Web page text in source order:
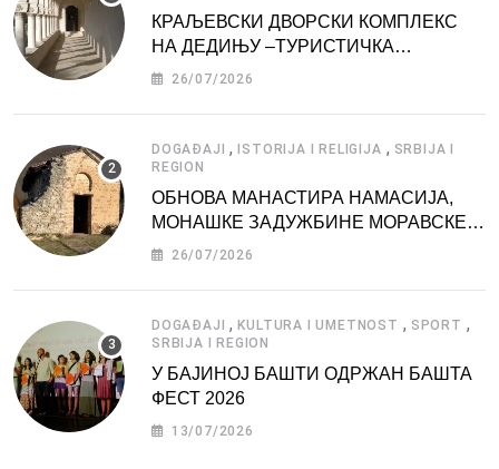
КРАЉЕВСКИ ДВОРСКИ КОМПЛЕКС
НА ДЕДИЊУ –ТУРИСТИЧКА
АТРАКЦИЈА
26/07/2026
DOGAĐAJI ,ISTORIJA I RELIGIJA , SRBIJA I
REGION
ОБНОВА МАНАСТИРА НАМАСИЈА,
МОНАШКЕ ЗАДУЖБИНЕ МОРАВСКЕ
СРБИЈЕ
26/07/2026
DOGAĐAJI ,KULTURA I UMETNOST , SPORT ,
SRBIJA I REGION
У БАЈИНОЈ БАШТИ ОДРЖАН БАШТА
ФЕСТ 2026
13/07/2026